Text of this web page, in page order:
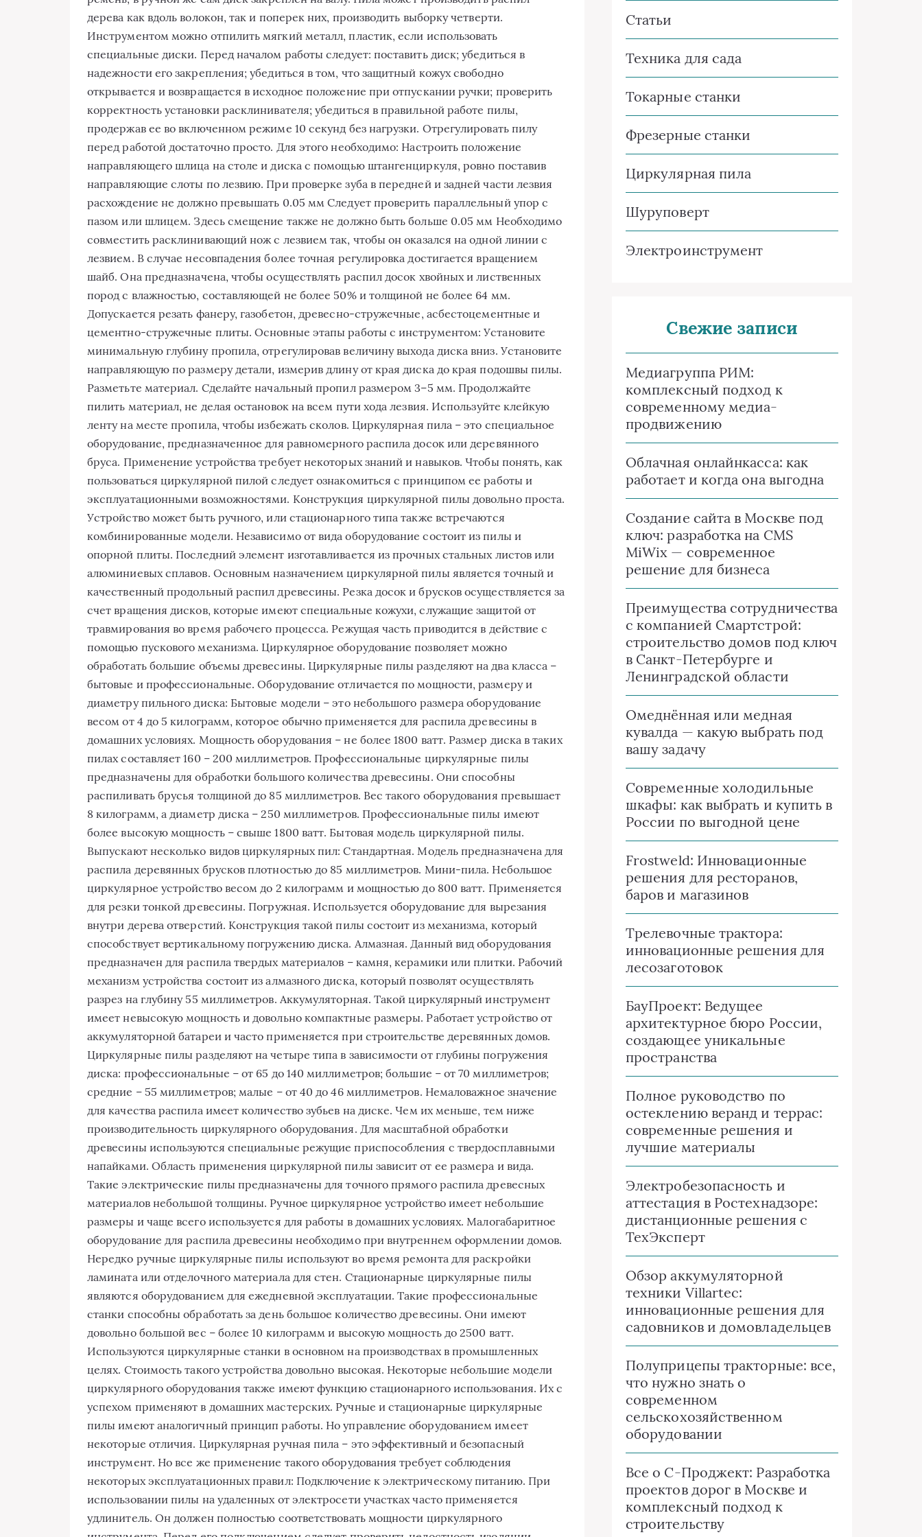
Статьи
Техника для сада
Токарные станки
Фрезерные станки
Циркулярная пила
Шуруповерт
Электроинструмент
Свежие записи
Медиагруппа РИМ:
комплексный подход к
современному медиа-
продвижению
Облачная онлайнкасса: как
работает и когда она выгодна
Создание сайта в Москве под
ключ: разработка на CMS
MiWix — современное
решение для бизнеса
Преимущества сотрудничества
с компанией Смартстрой:
строительство домов под ключ
в Санкт-Петербурге и
Ленинградской области
Омеднённая или медная
кувалда — какую выбрать под
вашу задачу
Современные холодильные
шкафы: как выбрать и купить в
России по выгодной цене
Frostweld: Инновационные
решения для ресторанов,
баров и магазинов
Трелевочные трактора:
инновационные решения для
лесозаготовок
БауПроект: Ведущее
архитектурное бюро России,
создающее уникальные
пространства
Полное руководство по
остеклению веранд и террас:
современные решения и
лучшие материалы
Электробезопасность и
аттестация в Ростехнадзоре:
дистанционные решения с
ТехЭксперт
Обзор аккумуляторной
техники Villartec:
инновационные решения для
садовников и домовладельцев
Полуприцепы тракторные: все,
что нужно знать о
современном
сельскохозяйственном
оборудовании
Все о C-Проджект: Разработка
проектов дорог в Москве и
комплексный подход к
строительству